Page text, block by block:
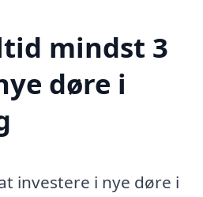
mindst 3
døre i
investere i nye døre i